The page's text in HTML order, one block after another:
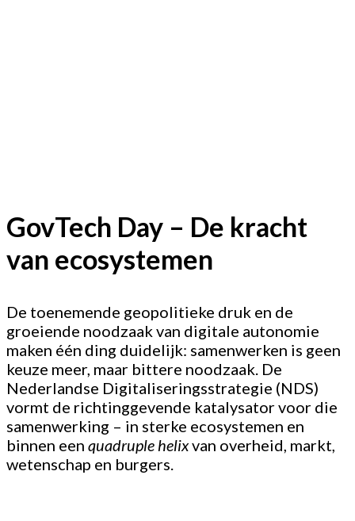
GovTech Day – De kracht
van ecosystemen
De toenemende geopolitieke druk en de
groeiende noodzaak van digitale autonomie
maken één ding duidelijk: samenwerken is geen
keuze meer, maar bittere noodzaak. De
Nederlandse Digitaliseringsstrategie (NDS)
vormt de richtinggevende katalysator voor die
samenwerking – in sterke ecosystemen en
binnen een quadruple helixvan overheid, markt,
wetenschap en burgers.